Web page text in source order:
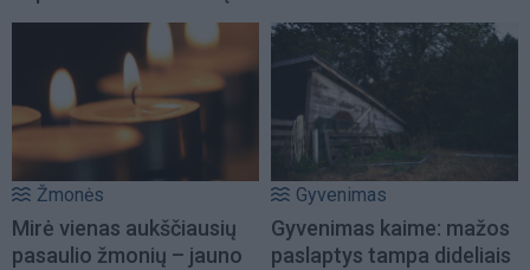
Žmonės
Mirė vienas aukščiausių
pasaulio žmonių – jauno
Gyvenimas
Gyvenimas kaime: mažos
paslaptys tampa dideliais